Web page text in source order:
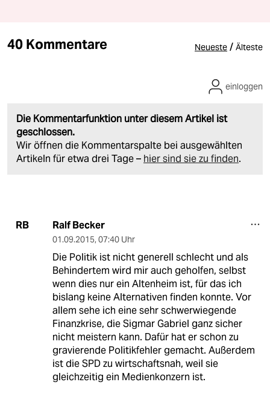
40 Kommentare Neueste / Älteste
Die Kommentarfunktion unter diesem Artikel ist
geschlossen.
Wir öffnen die Kommentarspalte bei ausgewählten
Artikeln für etwa drei Tage – hier sind sie zu finden.
einloggen
RB Ralf Becker
01.09.2015, 07:40 Uhr
Die Politik ist nicht generell schlecht und als
Behindertem wird mir auch geholfen, selbst
wenn dies nur ein Altenheim ist, für das ich
bislang keine Alternativen finden konnte. Vor
allem sehe ich eine sehr schwerwiegende
Finanzkrise, die Sigmar Gabriel ganz sicher
nicht meistern kann. Dafür hat er schon zu
gravierende Politikfehler gemacht. Außerdem
ist die SPD zu wirtschaftsnah, weil sie
gleichzeitig ein Medienkonzern ist.